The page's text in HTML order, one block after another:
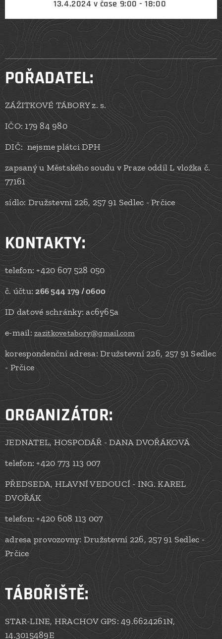
13.4.2024 v čase 9:00 - 18:00
POŘADATEL:
ZÁŽITKOVÉ TÁBORY z. s.
IČO: 179 84 980
DIČ: nejsme plátci DPH
zapsaný u Městského soudu v Praze oddíl L vložka č.
77161
sídlo: Družstevní 226, 257 91 Sedlec - Prčice
KONTAKTY:
telefon: +420 607 528 050
č. účtu:266 544 179 / 0600
ID datové schránky: ac6y65a
e-mail:zazitkovetabory@gmail.com
korespondenční adresa: Družstevní 226, 257 91 Sedlec
- Prčice
ORGANIZÁTOR:
JEDNATEL, HOSPODÁŘ - DANA DVOŘÁKOVÁ
telefon: +420 773 113 007
PŘEDSEDA, HLAVNÍ VEDOUCÍ - ING. KAREL
DVOŘÁK
telefon: +420 608 113 007
adresa provozovny: Družstevní 226, 257 91 Sedlec -
Prčice
TÁBOŘIŠTĚ:
STAR-LINE, HRACHOV GPS: 49.6624261N,
14.3015489E